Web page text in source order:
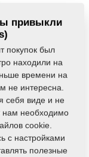
привыкли
покупок был
находили на
времени на
не интересна.
себя виде и не
нам необходимо
cookie.
с настройками
полезные